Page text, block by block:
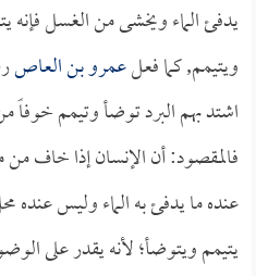
يدفئ الماء ويخشى من الغسل فإنه
ويتيمم, كما فعلعمرو بن العاص
اشتد بهم البرد توضأ وتيمم خوفاً
فالمقصود: أن الإنسان إذا خاف
عنده ما يدفئ به الماء وليس عنده
يتيمم ويتوضأ؛ لأنه يقدر على